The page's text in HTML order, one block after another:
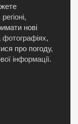
,
нові
фотографіях,
про погоду,
інформації.